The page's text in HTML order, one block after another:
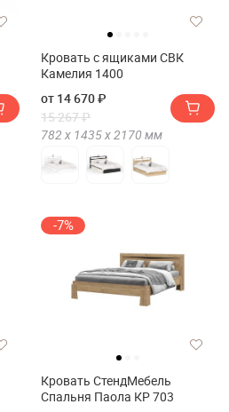
Кровать с ящиками СВК
Камелия 1400
от 14 670 ₽
15 267 ₽
782 х 1435 х2170 мм
-7%
Кровать СтендМебель
Спальня Паола КР 703